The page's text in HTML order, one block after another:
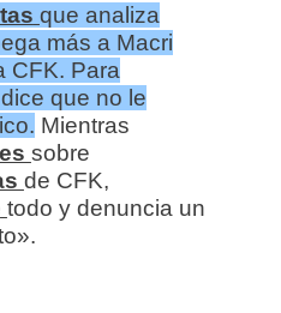
que analiza
más a Macri
CFK. Para
que no le
Mientras
sobre
de CFK,
todo y denuncia un